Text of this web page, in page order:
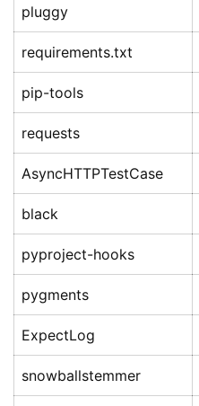
pluggy
requirements.txt
pip-tools
requests
AsyncHTTPTestCase
black
pyproject-hooks
pygments
ExpectLog
snowballstemmer